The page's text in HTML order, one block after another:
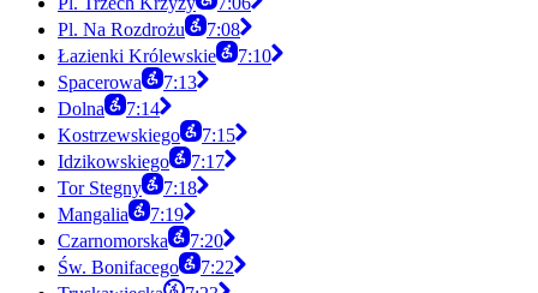
Pl. Na Rozdrożu
7:08
Łazienki Królewskie
7:10
Spacerowa
7:13
Dolna
7:14
Kostrzewskiego
7:15
Idzikowskiego
7:17
Tor Stegny
7:18
Mangalia
7:19
Czarnomorska
7:20
Św. Bonifacego
7:22